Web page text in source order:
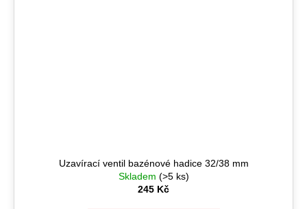
Uzavírací ventil bazénové hadice 32/38 mm
Skladem (>5 ks)
245 Kč